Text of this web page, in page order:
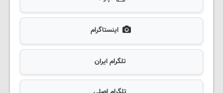
آپارات
اینستاگرام
تلگرام ایران